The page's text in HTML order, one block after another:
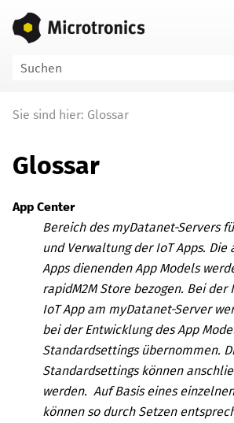
Zu Hauptinhalt springen
Sie sind hier: Glossar
Glossar
App Center
Bereich desmyDatanet-Servers
und Verwaltung der IoT Apps. Die
Apps dienenden App Models
rapidM2M Store bezogen. Bei
IoT App am myDatanet-Server
bei der Entwicklung des App
Standardsettings übernommen.
Standardsettings können
werden. Auf Basis eines
können so durch Setzen